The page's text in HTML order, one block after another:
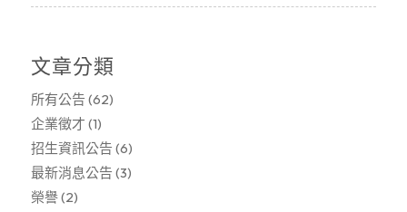
文章分類
所有公告 (62)
企業徵才 (1)
招生資訊公告 (6)
最新消息公告 (3)
榮譽(2)